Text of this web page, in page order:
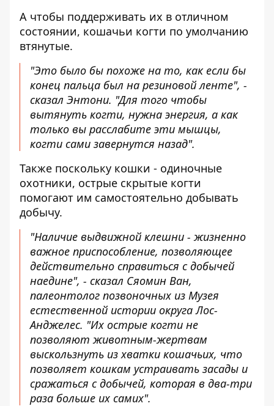
А чтобы поддерживать их в отличном
состоянии, кошачьи когти по умолчанию
втянутые.
"Это было бы похоже на то, как если бы
конец пальца был на резиновой ленте", -
сказал Энтони. "Для того чтобы
вытянуть когти, нужна энергия, а как
только вы расслабите эти мышцы,
когти сами завернутся назад".
Также поскольку кошки - одиночные
охотники, острые скрытые когти
помогают им самостоятельно добывать
добычу.
"Наличие выдвижной клешни - жизненно
важное приспособление, позволяющее
действительно справиться с добычей
наедине", - сказал Сяомин Ван,
палеонтолог позвоночных из Музея
естественной истории округа Лос-
Анджелес. "Их острые когти не
позволяют животным-жертвам
выскользнуть из хватки кошачьих, что
позволяет кошкам устраивать засады и
сражаться с добычей, которая в два-три
раза больше их самих".